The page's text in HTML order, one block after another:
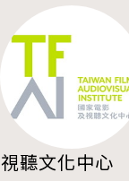
聽文化中心